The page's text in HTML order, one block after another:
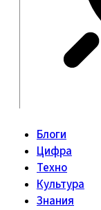
Блоги
Цифра
Техно
Культура
Знания